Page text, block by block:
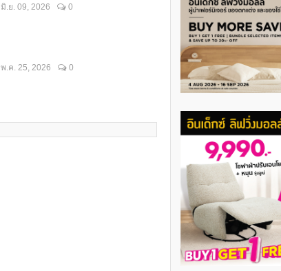
มิ.ย. 09, 2026 0
พ.ค. 25, 2026 0